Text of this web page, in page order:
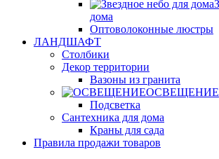
дома
Оптоволоконные люстры
ЛАНДШАФТ
Столбики
Декор территории
Вазоны из гранита
ОСВЕЩЕНИЕ
Подсветка
Сантехника для дома
Краны для сада
Правила продажи товаров